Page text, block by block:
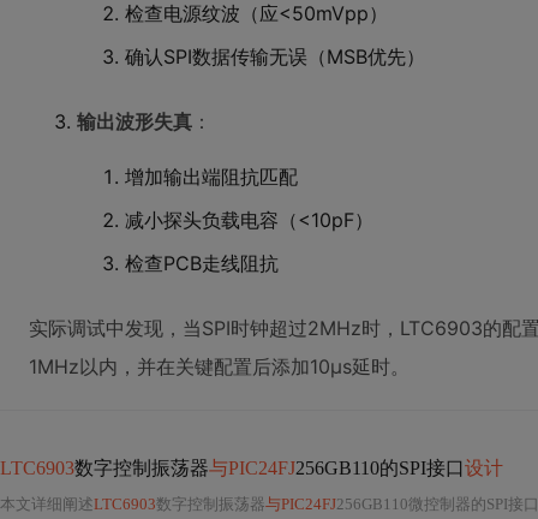
检查电源纹波（应<50mVpp）
确认SPI数据传输无误（MSB优先）
输出波形失真 ：
增加输出端阻抗匹配
减小探头负载电容（<10pF）
检查PCB走线阻抗
实际调试中发现，当SPI时钟超过2MHz时，LTC6903的配
1MHz以内，并在关键配置后添加10μs延时。
LTC6903数字控制振荡器与PIC24FJ256GB110的SPI接口设计
本文详细阐述LTC6903数字控制振荡器与PIC24FJ256GB110微控制器的SPI接口